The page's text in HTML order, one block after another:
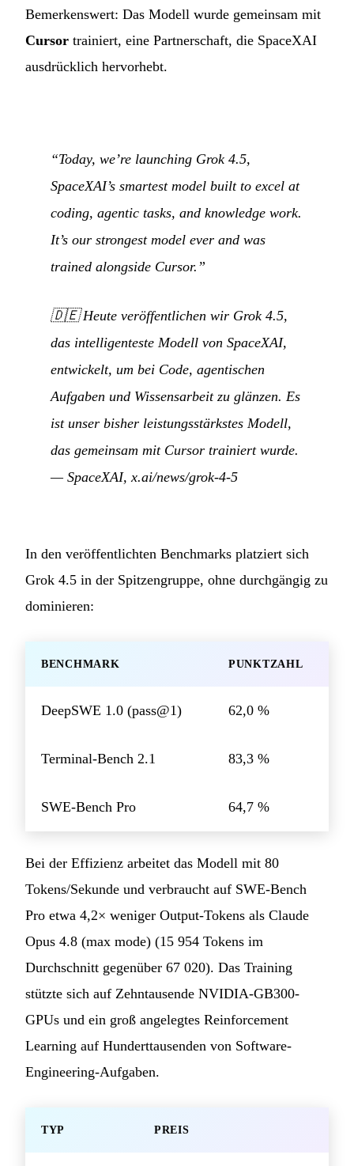
Bemerkenswert: Das Modell wurde gemeinsam mit
Cursor trainiert, eine Partnerschaft, die SpaceXAI
ausdrücklich hervorhebt.
“Today, we’re launching Grok 4.5,
SpaceXAI’s smartest model built to excel at
coding, agentic tasks, and knowledge work.
It’s our strongest model ever and was
trained alongside Cursor.”
🇩🇪Heute veröffentlichen wir Grok 4.5,
das intelligenteste Modell von SpaceXAI,
entwickelt, um bei Code, agentischen
Aufgaben und Wissensarbeit zu glänzen. Es
ist unser bisher leistungsstärkstes Modell,
das gemeinsam mit Cursor trainiert wurde.
— SpaceXAI, x.ai/news/grok-4-5
In den veröffentlichten Benchmarks platziert sich
Grok 4.5 in der Spitzengruppe, ohne durchgängig zu
dominieren:
BENCHMARK PUNKTZAHL
DeepSWE 1.0 (pass@1) 62,0 %
Terminal-Bench 2.1 83,3 %
SWE-Bench Pro 64,7 %
Bei der Effizienz arbeitet das Modell mit 80
Tokens/Sekunde und verbraucht auf SWE-Bench
Pro etwa 4,2× weniger Output-Tokens als Claude
Opus 4.8 (max mode) (15 954 Tokens im
Durchschnitt gegenüber 67 020). Das Training
stützte sich auf Zehntausende NVIDIA-GB300-
GPUs und ein groß angelegtes Reinforcement
Learning auf Hunderttausenden von Software-
Engineering-Aufgaben.
TYP PREIS